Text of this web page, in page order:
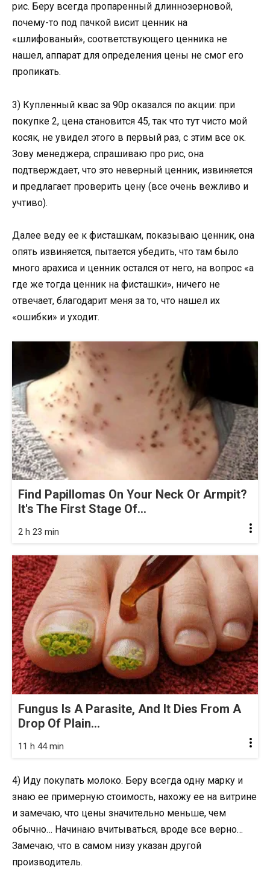
рис. Беру всегда пропаренный длиннозерновой,
почему-то под пачкой висит ценник на
«шлифованый», соответствующего ценника не
нашел, аппарат для определения цены не смог его
пропикать.
3) Купленный квас за 90р оказался по акции: при
покупке 2, цена становится 45, так что тут чисто мой
косяк, не увидел этого в первый раз, с этим все ок.
Зову менеджера, спрашиваю про рис, она
подтверждает, что это неверный ценник, извиняется
и предлагает проверить цену (все очень вежливо и
учтиво).
Далее веду ее к фисташкам, показываю ценник, она
опять извиняется, пытается убедить, что там было
много арахиса и ценник остался от него, на вопрос «а
где же тогда ценник на фисташки», ничего не
отвечает, благодарит меня за то, что нашел их
«ошибки» и уходит.
Find Papillomas On Your Neck Or Armpit?
It's The First Stage Of...
2 h 23 min
Fungus Is A Parasite, And It Dies From A
Drop Of Plain...
11 h 44 min
4) Иду покупать молоко. Беру всегда одну марку и
знаю ее примерную стоимость, нахожу ее на витрине
и замечаю, что цены значительно меньше, чем
обычно… Начинаю вчитываться, вроде все верно…
Замечаю, что в самом низу указан другой
производитель.